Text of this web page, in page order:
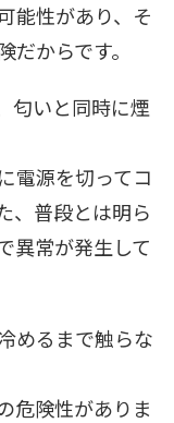
能性があり、そ
からです。
匂いと同時に煙
電源を切ってコ
、普段とは明ら
異常が発生して
めるまで触らな
危険性がありま